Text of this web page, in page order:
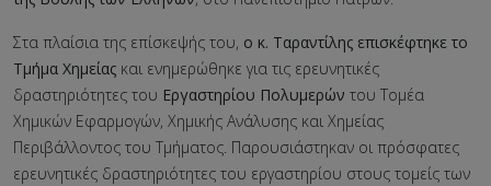
Στα πλαίσια της επίσκεψής του, ο κ. Ταραντίλης επισκέφτηκε το
Τμήμα Χημείας και ενημερώθηκε για τις ερευνητικές
δραστηριότητες του Εργαστηρίου Πολυμερών του Τομέα
Χημικών Εφαρμογών, Χημικής Ανάλυσης και Χημείας
Περιβάλλοντος του Τμήματος. Παρουσιάστηκαν οι πρόσφατες
ερευνητικές δραστηριότητες του εργαστηρίου στους τομείς των